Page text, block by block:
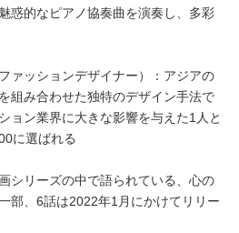
惑的なピアノ協奏曲を演奏し、多彩
ァッションデザイナー）：アジアの
組み合わせた独特のデザイン手法で
ョン業界に大きな影響を与えた1人と
に選ばれる
シリーズの中で語られている、心の
部、6話は2022年1月にかけてリリー